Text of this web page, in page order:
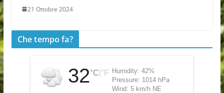
21 Ottobre 2024
Che tempo fa?
32°C °F Humidity: 42%
Pressure: 1014 hPa
Wind: 5 km/h NE